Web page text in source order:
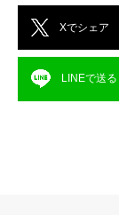
Xでシェア
LINEで送る